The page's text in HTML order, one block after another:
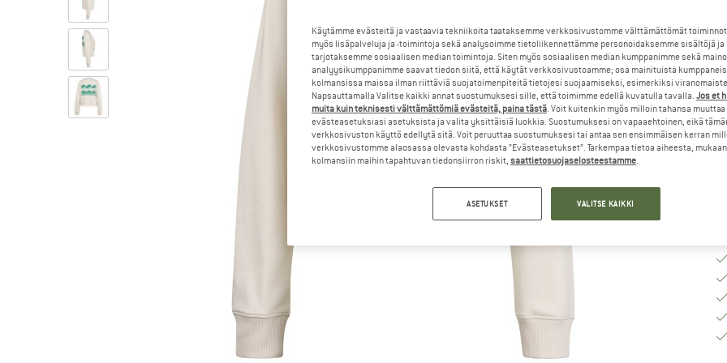
Käytämme evästeitä ja vastaavia tekniikoita taataksemme verkkosivustomme välttämättömät
myös lisäpalveluja ja -toimintoja sekä analysoimme tietoliikennettämme personoidaksemme sisältöjä ja
tarjotaksemme sosiaalisen median toimintoja. Siten myös sosiaalisen median kumppanimme sekä
analyysikumppanimme saavat tiedon siitä, että käytät verkkosivustoamme; osa mainituista
kolmansissa maissa ilman riittäviä suojatoimenpiteitä tietojesi suojaamiseksi, esimerkiksi
Napsauttamalla Valitse kaikki annat suostumuksesi sille, että toimimme edellä kuvatulla tavalla. Jos et
muita kuin teknisesti välttämättömiä evästeitä, paina tästä. Voit kuitenkin myös milloin tahansa muuttaa
evästeasetuksiasi asetuksista ja valita yksittäisiä luokkia. Suostumuksesi on vapaaehtoinen, eikä
verkkosivuston käyttö edellytä sitä. Voit peruuttaa suostumuksesi tai antaa sen ensimmäisen kerran
verkkosivustomme alaosassa olevasta kohdasta ”Evästeasetukset”. Tarkempaa tietoa aiheesta,
kolmansiin maihin tapahtuvan tiedonsiirron riskit, saattietosuojaselosteestamme.
ASETUKSET VALITSE KAIKKI